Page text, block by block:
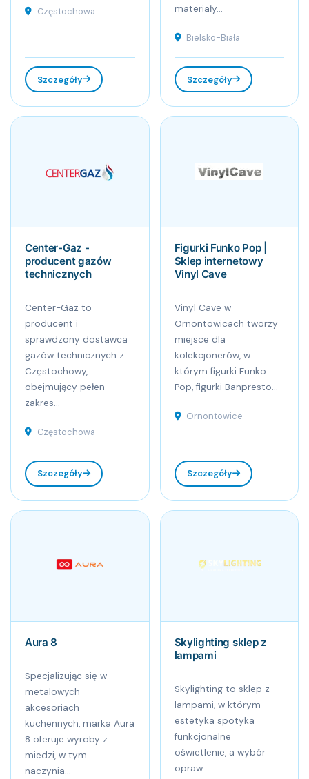
Częstochowa
Szczegóły
materiały...
Bielsko-Biała
Szczegóły
Center-Gaz -
producent gazów
technicznych
Center-Gaz to
producent i
sprawdzony dostawca
gazów technicznych z
Częstochowy,
obejmujący pełen
zakres...
Częstochowa
Szczegóły
Figurki Funko Pop |
Sklep internetowy
Vinyl Cave
Vinyl Cave w
Ornontowicach tworzy
miejsce dla
kolekcjonerów, w
którym figurki Funko
Pop, figurki Banpresto...
Ornontowice
Szczegóły
Aura 8
Specjalizując się w
metalowych
akcesoriach
kuchennych, marka Aura
8 oferuje wyroby z
miedzi, w tym
naczynia...
Skylighting sklep z
lampami
Skylighting to sklep z
lampami, w którym
estetyka spotyka
funkcjonalne
oświetlenie, a wybór
opraw...